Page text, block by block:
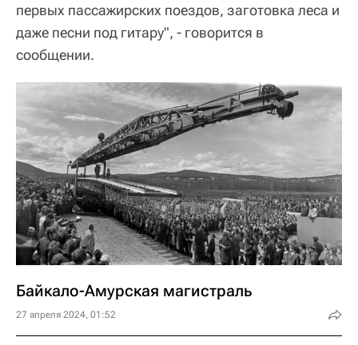
первых пассажирских поездов, заготовка леса и
даже песни под гитару", - говорится в
сообщении.
Байкало-Амурская магистраль
27 апреля 2024, 01:52